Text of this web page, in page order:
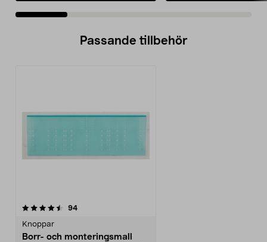
Passande tillbehör
94recensioner
Knoppar
Borr- och monteringsmall